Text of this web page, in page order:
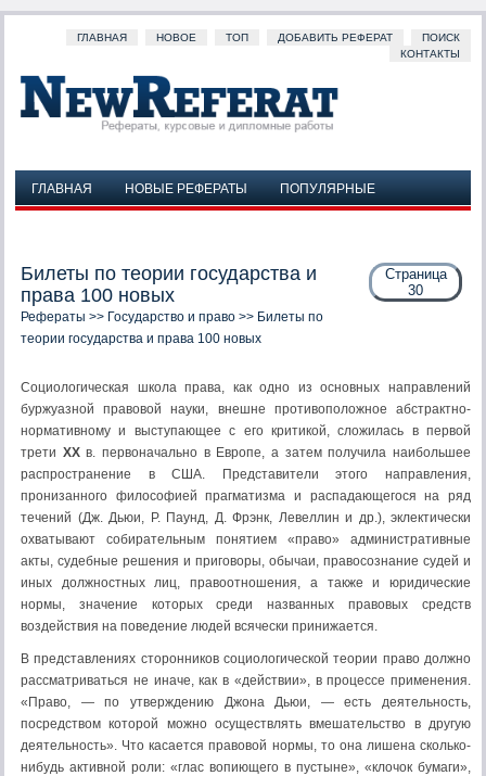
ГЛАВНАЯ НОВОЕ ТОП ДОБАВИТЬ РЕФЕРАТ
ПОИСК
КОНТАКТЫ
ГЛАВНАЯ НОВЫЕ РЕФЕРАТЫ
ПОПУЛЯРНЫЕ
Страница
30
Билеты по теории государства и
права 100 новых
Рефераты >> Государство и право >> Билеты по
теории государства и права 100 новых
Социологическая школа права, как одно из основных направ­лений
буржуазной правовой науки, внешне противоположное абстрактно-
нормативному и выступающее с его критикой, сло­жилась в первой
трети XXв. первоначально в Европе, а затем получила наибольшее
распространение в США. Представители этого направления,
пронизанного философией прагматизма и распадающегося на ряд
течений (Дж. Дьюи, Р. Паунд, Д. Фрэнк, Левеллин и др.), эклектически
охватывают собирательным поня­тием «право» административные
акты, судебные решения и при­говоры, обычаи, правосознание судей и
иных должностных лиц, правоотношения, а также и юридические
нормы, значение кото­рых среди названных правовых средств
воздействия на поведение людей всячески принижается.
В представлениях сторонников социологической теории право должно
рассматриваться не иначе, как в «действии», в про­цессе применения.
«Право, — по утверждению Джона Дьюи, — есть деятельность,
посредством которой можно осуществлять вмешательство в другую
деятельность». Что касается правовой нормы, то она лишена сколько-
нибудь активной роли: «глас во­пиющего в пустыне», «клочок бумаги»,